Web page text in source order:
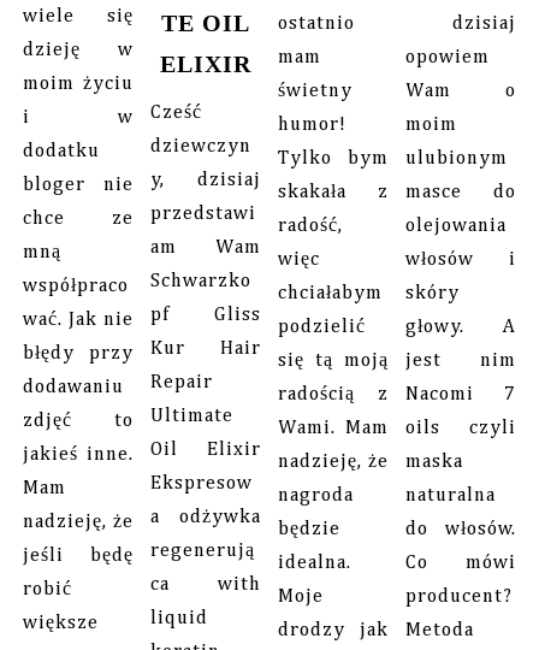
wiele się
dzieję w
moim życiu
i w
dodatku
bloger nie
chce ze
mną
współpraco
wać. Jak nie
błędy przy
dodawaniu
zdjęć to
jakieś inne.
Mam
nadzieję, że
jeśli będę
robić
większe
TE OIL
ELIXIR
Cześć
dziewczyn
y, dzisiaj
przedstawi
am Wam
Schwarzko
pf Gliss
Kur Hair
Repair
Ultimate
Oil Elixir
Ekspresow
a odżywka
regenerują
ca with
liquid
ostatnio
mam
świetny
humor!
Tylko bym
skakała z
radość,
więc
chciałabym
podzielić
się tą moją
radością z
Wami. Mam
nadzieję, że
nagroda
będzie
idealna.
Moje
drodzy jak
dzisiaj
opowiem
Wam o
moim
ulubionym
masce do
olejowania
włosów i
skóry
głowy. A
jest nim
Nacomi 7
oils czyli
maska
naturalna
do włosów.
Co mówi
producent?
Metoda